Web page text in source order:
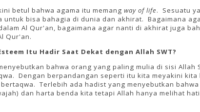
betul bahwa agama itu memang way of life. Sesuatu
untuk bisa bahagia di dunia dan akhirat. Bagaimana
Al Qur'an, bagaimana agar nanti di akhirat juga
Qur'an.
Itu Hadir Saat Dekat dengan Allah SWT?
bahwa orang yang paling mulia di sisi Allah
Dengan berpandangan seperti itu kita meyakini kita
Terlebih ada hadist yang menyebutkan bahwa
dan harta benda kita tetapi Allah hanya melihat